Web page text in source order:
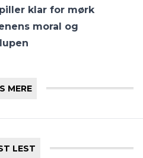
klar for mørk
moral og
MERE
LEST